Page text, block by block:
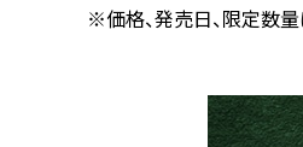
※価格、発売日、限定数量